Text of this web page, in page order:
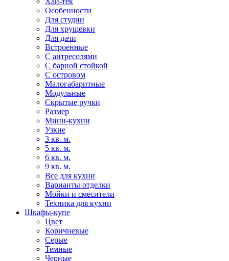
Особенности
Для студии
Для хрущевки
Для дачи
Встроенные
С антресолями
С барной стойкой
С островом
Малогабаритные
Модульные
Скрытые ручки
Размер
Мини-кухни
Узкие
3 кв. м.
5 кв. м.
6 кв. м.
9 кв. м.
Все для кухни
Варианты отделки
Мойки и смесители
Техника для кухни
Шкафы-купе
Цвет
Коричневые
Серые
Темные
Черные